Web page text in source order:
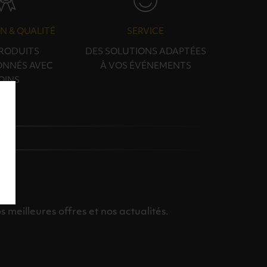
& QUALITÉ
AVEC
SERVICE
DES SOLUTIONS ADAPTÉES
À VOS ÉVÉNEMENTS
meilleures offres et nos actualités.